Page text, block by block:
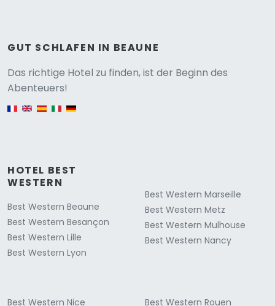
GUT SCHLAFEN IN BEAUNE
Das richtige Hotel zu finden, ist der Beginn des
Abenteuers!
HOTEL BEST
WESTERN
Best Western Beaune
Best Western Besançon
Best Western Lille
Best Western Lyon
Best Western Marseille
Best Western Metz
Best Western Mulhouse
Best Western Nancy
Best Western Nice Best Western Rouen